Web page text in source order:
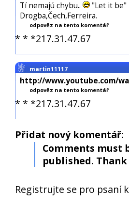
Tí nemajú chybu..
"Let it be"
Drogba,Čech,Ferreira.
odpověz na tento komentář
* * *217.31.47.67
martin11117
http://www.youtube.com/
odpověz na tento komentář
* * *217.31.47.67
Přidat nový komentář:
Comments must
published. Thank
Registrujte se pro psaní